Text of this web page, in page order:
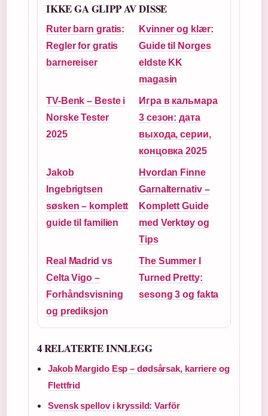
IKKE GA GLIPP AV DISSE
Ruter barn gratis:
Regler for gratis
barnereiser
Kvinner og klær:
Guide til Norges
eldste KK
magasin
TV-Benk – Beste i
Norske Tester
2025
Игра в кальмара
3 сезон: дата
выхода, серии,
концовка 2025
Jakob
Ingebrigtsen
søsken – komplett
guide til familien
Hvordan Finne
Garnalternativ –
Komplett Guide
med Verktøy og
Tips
Real Madrid vs
Celta Vigo –
Forhåndsvisning
og prediksjon
The Summer I
Turned Pretty:
sesong 3 og fakta
4 RELATERTE INNLEGG
Jakob Margido Esp – dødsårsak, karriere og
Flettfrid
Svensk spellov i kryssild: Varför